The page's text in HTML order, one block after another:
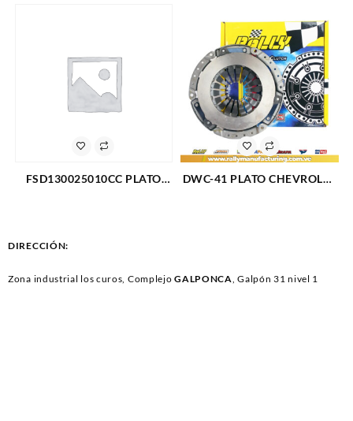
FSD130025010CC PLATO
DWC-41 PLATO CHEVROLET
DIRECCIÓN:
Zona industrial los curos, ComplejoGALPONCA, Galpón 31 nivel 1